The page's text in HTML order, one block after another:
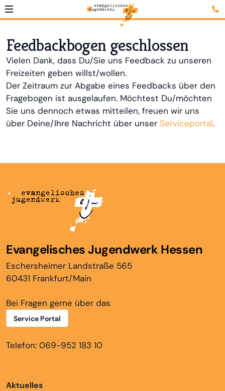
Feedbackbogen geschlossen
Vielen Dank, dass Du/Sie uns Feedback zu unseren
Freizeiten geben willst/wollen.
Der Zeitraum zur Abgabe eines Feedbacks über den
Fragebogen ist ausgelaufen. Möchtest Du/möchten
Sie uns dennoch etwas mitteilen, freuen wir uns
über Deine/Ihre Nachricht über unser Serviceportal.
Evangelisches Jugendwerk Hessen
Eschersheimer Landstraße 565
60431 Frankfurt/Main
Bei Fragen gerne über das
Service Portal
Telefon: 069-952 183 10
Aktuelles